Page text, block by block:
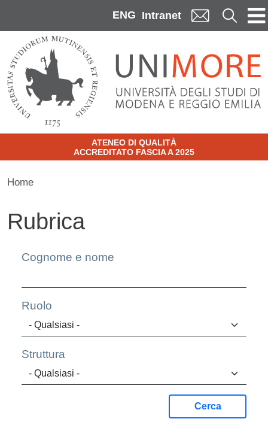
ENG Intranet Cerca
ATENEO DI QUALITÀ
ACCREDITATO FASCIA A 2025
Home
Rubrica
Cognome e nome
Ruolo
Struttura
Cerca